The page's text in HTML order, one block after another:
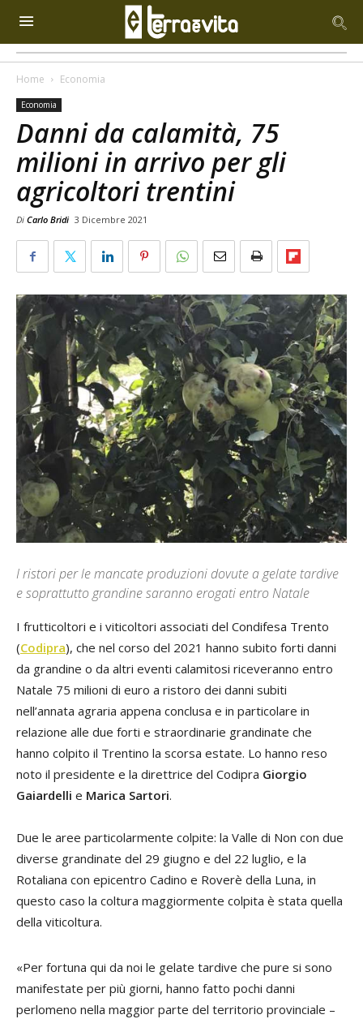
Home Economia
Economia
Danni da calamità, 75
milioni in arrivo per gli
agricoltori trentini
Di Carlo Bridi 3 Dicembre 2021
I ristori per le mancate produzioni dovute a gelate tardive
e soprattutto grandine saranno erogati entro Natale
I frutticoltori e i viticoltori associati del Condifesa Trento
(Codipra), che nel corso del 2021 hanno subito forti danni
da grandine o da altri eventi calamitosi riceveranno entro
Natale 75 milioni di euro a ristoro dei danni subiti
nell’annata agraria appena conclusa e in particolare in
relazione alle due forti e straordinarie grandinate che
hanno colpito il Trentino la scorsa estate. Lo hanno reso
noto il presidente e la direttrice del Codipra Giorgio
Gaiardelli e Marica Sartori.
Due le aree particolarmente colpite: la Valle di Non con due
diverse grandinate del 29 giugno e del 22 luglio, e la
Rotaliana con epicentro Cadino e Roverè della Luna, in
questo caso la coltura maggiormente colpita è stata quella
della viticoltura.
«Per fortuna qui da noi le gelate tardive che pure si sono
manifestate per più giorni, hanno fatto pochi danni
perlomeno nella maggior parte del territorio provinciale –